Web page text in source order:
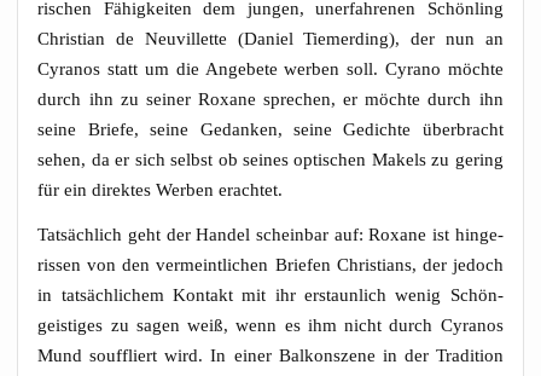
ri­schen Fähig­kei­ten dem jun­gen, uner­fah­re­nen Schön­ling
Chris­ti­an de Neu­vil­let­te (Dani­el Tie­mer­ding), der nun an
Cyra­nos statt um die Ange­be­te wer­ben soll. Cyra­no möch­te
durch ihn zu sei­ner Roxa­ne spre­chen, er möch­te durch ihn
sei­ne Brie­fe, sei­ne Gedan­ken, sei­ne Gedich­te über­bracht
sehen, da er sich selbst ob sei­nes opti­schen Makels zu gering
für ein direk­tes Wer­ben erachtet.
Tat­säch­lich geht der Han­del schein­bar auf: Roxa­ne ist hin­ge­
ris­sen von den ver­meint­li­chen Brie­fen Chris­ti­ans, der jedoch
in tat­säch­li­chem Kon­takt mit ihr erstaun­lich wenig Schön­
geis­ti­ges zu sagen weiß, wenn es ihm nicht durch Cyra­nos
Mund souf­fliert wird. In einer Bal­kon­sze­ne in der Tra­di­ti­on